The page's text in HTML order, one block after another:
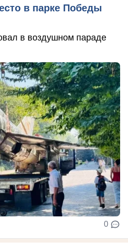
в парке Победы
в воздушном параде
0